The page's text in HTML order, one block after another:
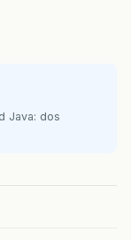
Java: dos